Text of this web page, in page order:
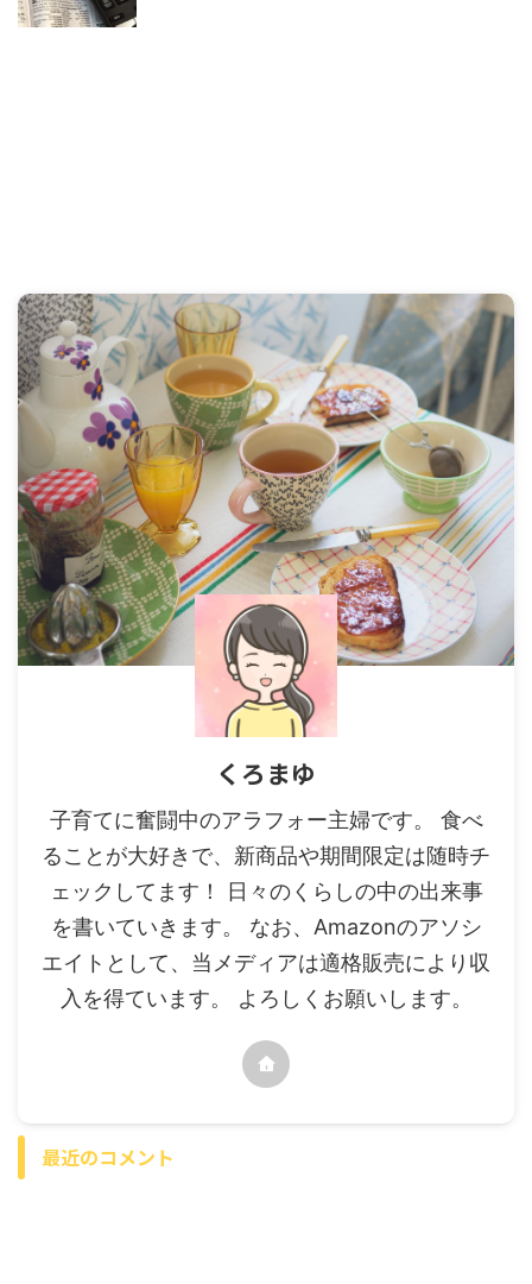
くろまゆ
子育てに奮闘中のアラフォー主婦です。 食べ
ることが大好きで、新商品や期間限定は随時チ
ェックしてます！ 日々のくらしの中の出来事
を書いていきます。 なお、Amazonのアソシ
エイトとして、当メディアは適格販売により収
入を得ています。 よろしくお願いします。
最近のコメント